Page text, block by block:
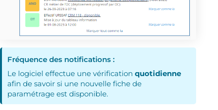
Fréquence des notifications :
Le logiciel effectue une vérificationquotidienne
afin de savoir si une nouvelle fiche de
paramétrage est disponible.